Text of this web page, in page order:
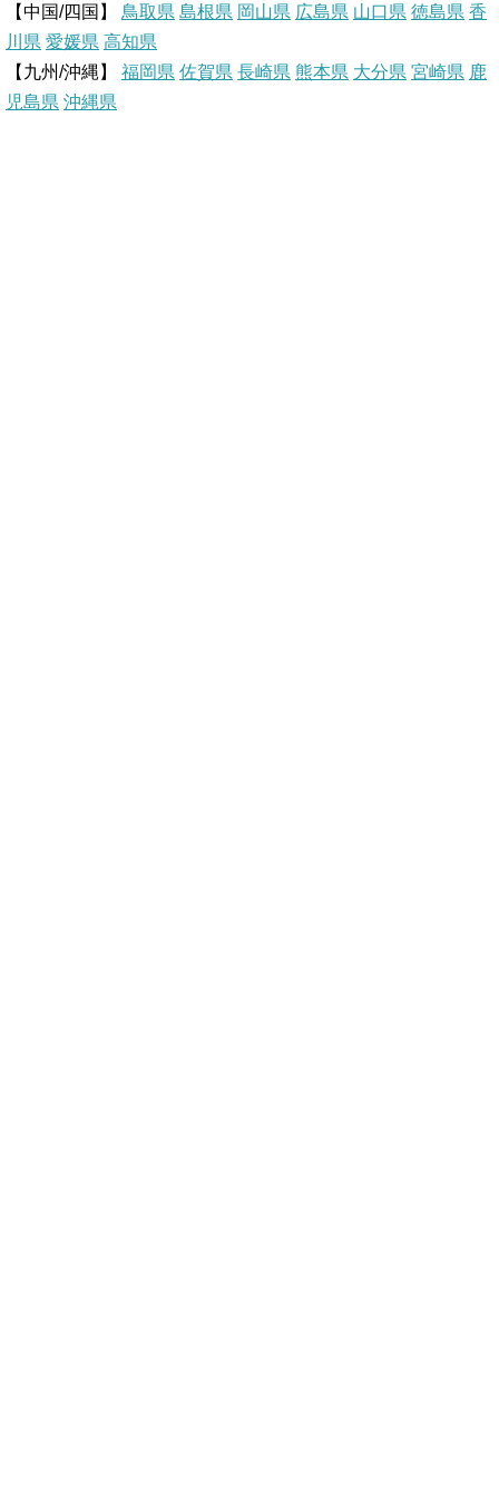
s
t
k
【中国/四国】 鳥取県 島根県 岡山県 広島県 山口県 徳島県 香
川県 愛媛県 高知県
【九州/沖縄】 福岡県 佐賀県 長崎県 熊本県 大分県 宮崎県 鹿
児島県 沖縄県